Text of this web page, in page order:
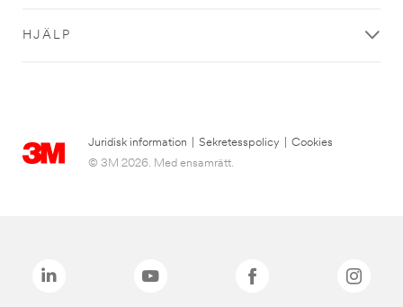
HJÄLP
Juridisk information Sekretesspolicy
Cookies
© 3M 2026. Med ensamrätt.